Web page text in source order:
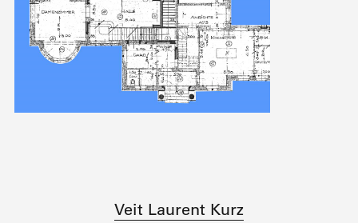
Veit Laurent Kurz